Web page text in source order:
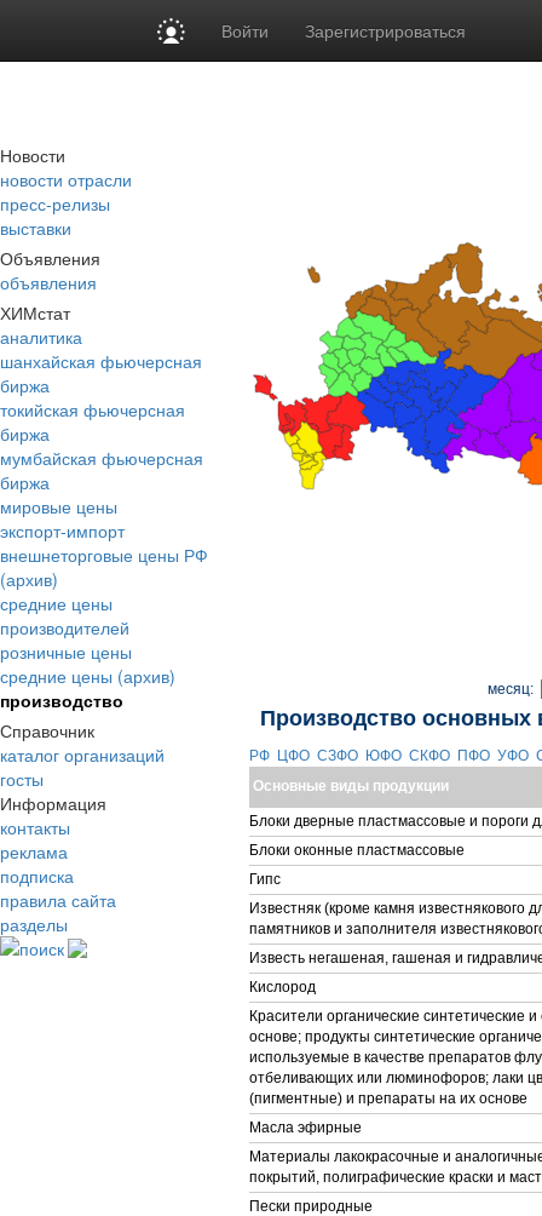
Войти Зарегистрироваться
Новости
новости отрасли
пресс-релизы
выставки
Объявления
объявления
ХИМстат
аналитика
шанхайская фьючерсная
биржа
токийская фьючерсная
биржа
мумбайская фьючерсная
биржа
мировые цены
экспорт-импорт
внешнеторговые цены РФ
(архив)
средние цены
производителей
розничные цены
средние цены (архив)
производство
Справочник
каталог организаций
госты
Информация
контакты
реклама
подписка
правила сайта
разделы
поиск
месяц:
Производство основных
РФ ЦФО СЗФО ЮФО СКФО ПФО УФО
Основные виды продукции
Блоки дверные пластмассовые и пороги
Блоки оконные пластмассовые
Гипс
Известняк (кроме камня известнякового
памятников и заполнителя
Известь негашеная, гашеная и
Кислород
Красители органические синтетические
основе; продукты синтетические
используемые в качестве препаратов
отбеливающих или люминофоров; лаки
(пигментные) и препараты на их основе
Масла эфирные
Материалы лакокрасочные и
покрытий, полиграфические краски и
Пески природные